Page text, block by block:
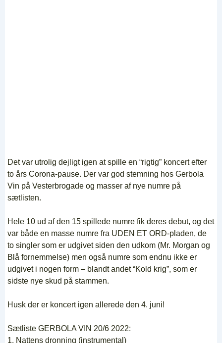
Det var utrolig dejligt igen at spille en “rigtig” koncert efter
to års Corona-pause. Der var god stemning hos Gerbola
Vin på Vesterbrogade og masser af nye numre på
sætlisten.
Hele 10 ud af den 15 spillede numre fik deres debut, og det
var både en masse numre fra UDEN ET ORD-pladen, de
to singler som er udgivet siden den udkom (Mr. Morgan og
Blå fornemmelse) men også numre som endnu ikke er
udgivet i nogen form – blandt andet “Kold krig”, som er
sidste nye skud på stammen.
Husk der er koncert igen allerede den 4. juni!
Sætliste GERBOLA VIN 20/6 2022:
1. Nattens dronning (instrumental)